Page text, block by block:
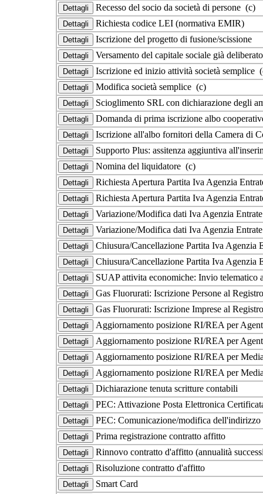
Recesso del socio da società di persone (c)
Richiesta codice LEI (normativa EMIR)
Iscrizione del progetto di fusione/scissione
Versamento del capitale sociale già
Iscrizione ed inizio attività società semplice
Modifica società semplice (c)
Scioglimento SRL con dichiarazione degli
Domanda di prima iscrizione albo
Iscrizione all'albo fornitori della Camera di
Supporto Plus: assitenza aggiuntiva
Nomina del liquidatore (c)
Richiesta Apertura Partita Iva Agenzia
Richiesta Apertura Partita Iva Agenzia
Variazione/Modifica dati Iva Agenzia
Variazione/Modifica dati Iva Agenzia
Chiusura/Cancellazione Partita Iva
Chiusura/Cancellazione Partita Iva Agenzia
SUAP attivita economiche: Invio
Gas Fluorurati: Iscrizione Persone al
Gas Fluorurati: Iscrizione Imprese al
Aggiornamento posizione RI/REA per
Aggiornamento posizione RI/REA per
Aggiornamento posizione RI/REA per
Aggiornamento posizione RI/REA per
Dichiarazione tenuta scritture contabili
PEC: Attivazione Posta Elettronica
PEC: Comunicazione/modifica
Prima registrazione contratto affitto
Rinnovo contratto d'affitto (annualità
Risoluzione contratto d'affitto
Smart Card